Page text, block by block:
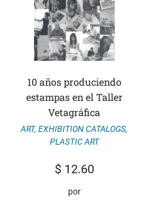
10 años produciendo
estampas en el Taller
Vetagráfica
ART, EXHIBITION CATALOGS,
PLASTIC ART
$12.60
por